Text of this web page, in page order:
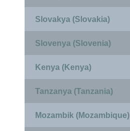
Slovakya (Slovakia)
Slovenya (Slovenia)
Kenya (Kenya)
Tanzanya (Tanzania)
Mozambik (Mozambique)